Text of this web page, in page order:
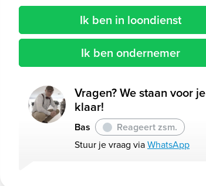
Ik ben in loondienst
Ik ben ondernemer
Vragen? We staan voor je
klaar!
Bas
Reageert zsm.
Stuur je vraag viaWhatsApp